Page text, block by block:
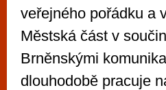
veřejného pořádku a
Městská část v
Brněnskými
dlouhodobě pracuje